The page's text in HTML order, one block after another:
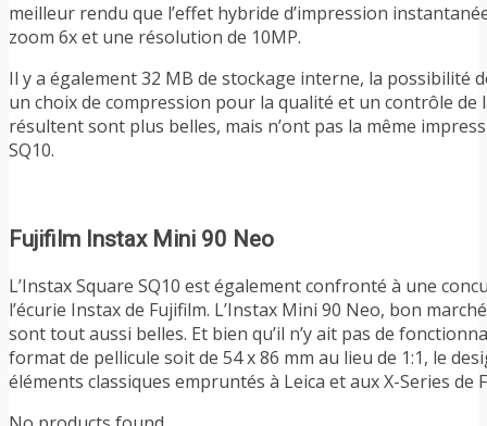
meilleur rendu que l’effet hybride d’impression
zoom 6x et une résolution de 10MP.
Il y a également 32 MB de stockage interne, la possibilité
un choix de compression pour la qualité et un contrôle de
résultent sont plus belles, mais n’ont pas la même
SQ10.
Fujifilm Instax Mini 90 Neo
L’Instax Square SQ10 est également confronté à une
l’écurie Instax de Fujifilm. L’Instax Mini 90 Neo, bon
sont tout aussi belles. Et bien qu’il n’y ait pas de
format de pellicule soit de 54 x 86 mm au lieu de 1:1, le
éléments classiques empruntés à Leica et aux X-Series de